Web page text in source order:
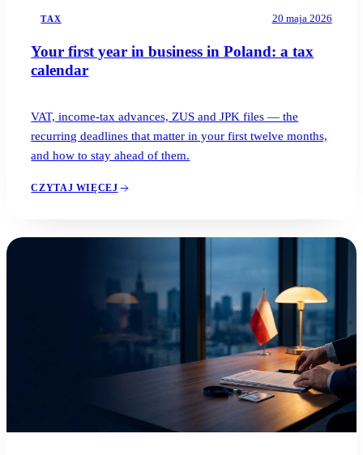
TAX 20 maja 2026
Your first year in business in Poland: a tax
calendar
VAT, income-tax advances, ZUS and JPK files — the
recurring deadlines that matter in your first twelve months,
and how to stay ahead of them.
CZYTAJ WIĘCEJ